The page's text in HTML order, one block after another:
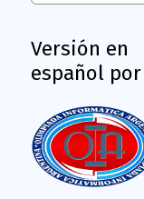
Versión en
español por